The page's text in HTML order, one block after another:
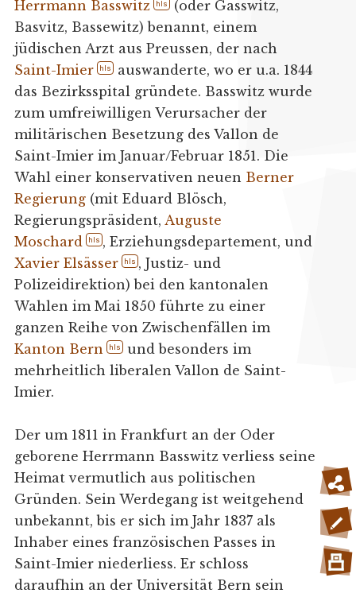
Herrmann Basswitz
hls (oder Gasswitz,
Basvitz, Bassewitz) benannt, einem
jüdischen Arzt aus Preussen, der nach
Saint-Imier
hls auswanderte, wo er u.a. 1844
das Bezirksspital gründete. Basswitz wurde
zum umfreiwilligen Verursacher der
militärischen Besetzung des Vallon de
Saint-Imier im Januar/Februar 1851. Die
Wahl einer konservativen neuen Berner
Regierung(mit Eduard Blösch,
Regierungspräsident, Auguste
Moschard
hls , Erziehungsdepartement, und
Xavier Elsässer
hls , Justiz- und
Polizeidirektion) bei den kantonalen
Wahlen im Mai 1850 führte zu einer
ganzen Reihe von Zwischenfällen im
Kanton Bern
hls und besonders im
mehrheitlich liberalen Vallon de Saint-
Imier.
Der um 1811 in Frankfurt an der Oder
geborene Herrmann Basswitz verliess seine
Heimat vermutlich aus politischen
Gründen. Sein Werdegang ist weitgehend
unbekannt, bis er sich im Jahr 1837 als
Inhaber eines französischen Passes in
Saint-Imier niederliess. Er schloss
daraufhin an der Universität Bern sein